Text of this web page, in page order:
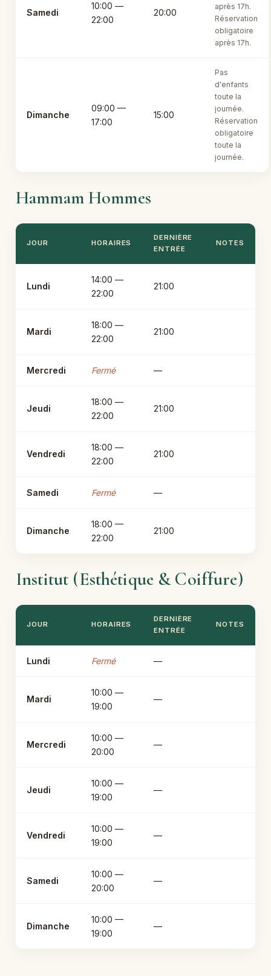
Samedi
10:00 —
22:00
20:00
après 17h.
Réservation
obligatoire
après 17h.
Dimanche
09:00 —
17:00
15:00
Pas
d'enfants
toute la
journée.
Réservation
obligatoire
toute la
journée.
Hammam Hommes
JOUR HORAIRES
DERNIÈRE
ENTRÉE
NOTES
Lundi
14:00 —
22:00
21:00
Mardi
18:00 —
22:00
21:00
Mercredi Fermé —
Jeudi
18:00 —
22:00
21:00
Vendredi
18:00 —
22:00
21:00
Samedi Fermé —
Dimanche
18:00 —
22:00
21:00
Institut (Esthétique & Coiffure)
JOUR HORAIRES
DERNIÈRE
ENTRÉE
NOTES
Lundi Fermé —
Mardi
10:00 —
19:00
—
Mercredi
10:00 —
20:00
—
Jeudi
10:00 —
19:00
—
Vendredi
10:00 —
19:00
—
Samedi
10:00 —
20:00
—
Dimanche
10:00 —
19:00
—